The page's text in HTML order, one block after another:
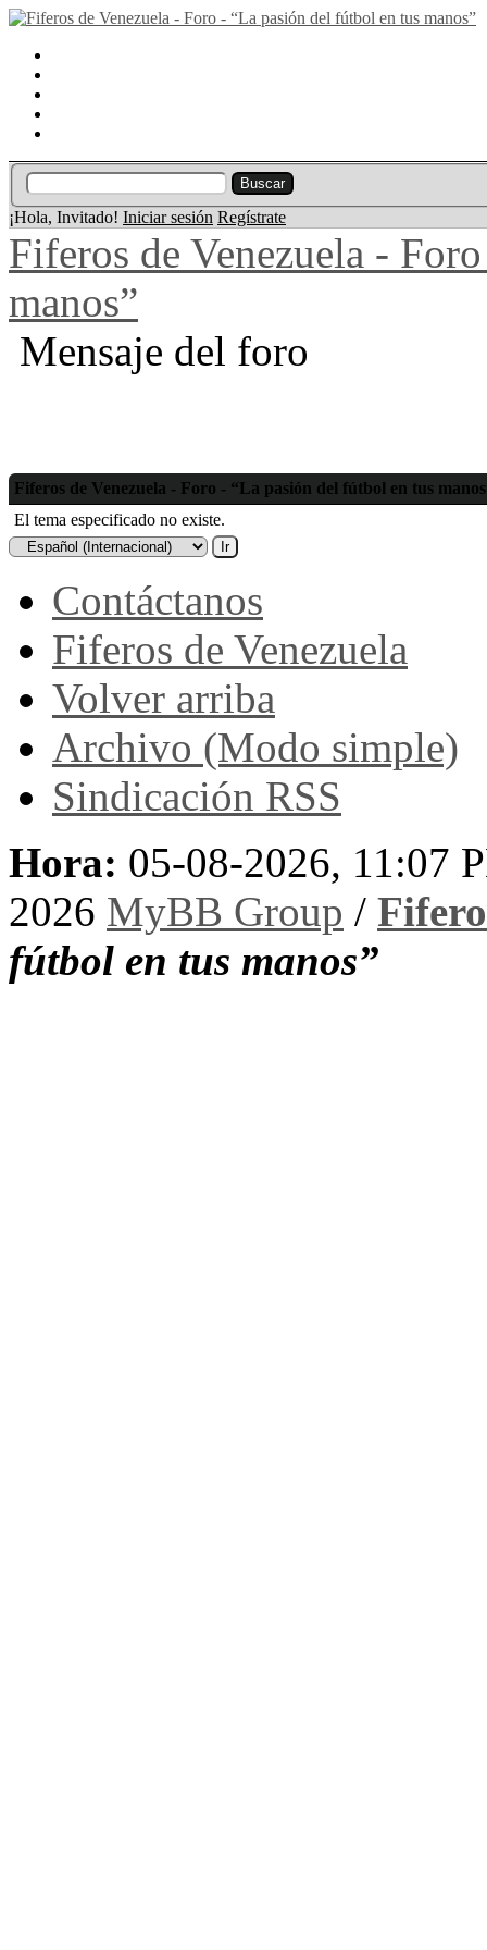
¡Hola, Invitado! Iniciar sesión Regístrate
Fiferos de Venezuela -
manos”
Mensaje del foro
Fiferos de Venezuela - Foro - “La pasión del fútbol en tus
El tema especificado no existe.
Contáctanos
Fiferos de Venezuela
Volver arriba
Archivo (Modo simple)
Sindicación RSS
Hora: 05-08-2026, 11:07
2026 MyBB Group /
fútbol en tus manos”